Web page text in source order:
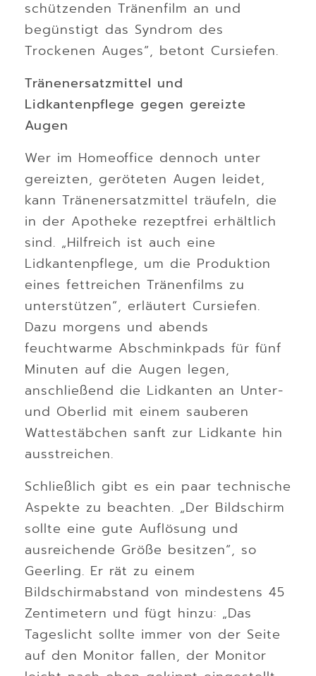
schützenden Tränenfilm an und
begünstigt das Syndrom des
Trockenen Auges“, betont Cursiefen.
Tränenersatzmittel und
Lidkantenpflege gegen gereizte
Augen
Wer im Homeoffice dennoch unter
gereizten, geröteten Augen leidet,
kann Tränenersatzmittel träufeln, die
in der Apotheke rezeptfrei erhältlich
sind. „Hilfreich ist auch eine
Lidkantenpflege, um die Produktion
eines fettreichen Tränenfilms zu
unterstützen“, erläutert Cursiefen.
Dazu morgens und abends
feuchtwarme Abschminkpads für fünf
Minuten auf die Augen legen,
anschließend die Lidkanten an Unter-
und Oberlid mit einem sauberen
Wattestäbchen sanft zur Lidkante hin
ausstreichen.
Schließlich gibt es ein paar technische
Aspekte zu beachten. „Der Bildschirm
sollte eine gute Auflösung und
ausreichende Größe besitzen“, so
Geerling. Er rät zu einem
Bildschirmabstand von mindestens 45
Zentimetern und fügt hinzu: „Das
Tageslicht sollte immer von der Seite
auf den Monitor fallen, der Monitor